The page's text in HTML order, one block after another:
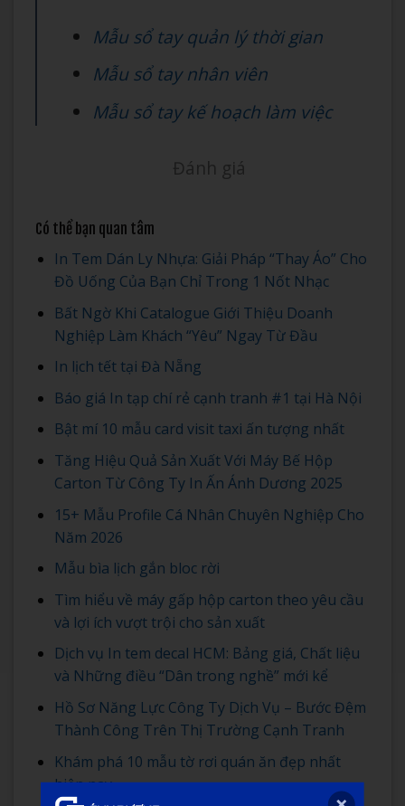
Mẫu sổ tay quản lý thời gian
Mẫu sổ tay nhân viên
Mẫu sổ tay kế hoạch làm việc
Đánh giá
Có thể bạn quan tâm
In Tem Dán Ly Nhựa: Giải Pháp “Thay Áo” Cho
Đồ Uống Của Bạn Chỉ Trong 1 Nốt Nhạc
Bất Ngờ Khi Catalogue Giới Thiệu Doanh
Nghiệp Làm Khách “Yêu” Ngay Từ Đầu
In lịch tết tại Đà Nẵng
Báo giá In tạp chí rẻ cạnh tranh #1 tại Hà Nội
Bật mí 10 mẫu card visit taxi ấn tượng nhất
Tăng Hiệu Quả Sản Xuất Với Máy Bế Hộp
Carton Từ Công Ty In Ấn Ánh Dương 2025
15+ Mẫu Profile Cá Nhân Chuyên Nghiệp Cho
Năm 2026
Mẫu bìa lịch gắn bloc rời
Tìm hiểu về máy gấp hộp carton theo yêu cầu
và lợi ích vượt trội cho sản xuất
Dịch vụ In tem decal HCM: Bảng giá, Chất liệu
và Những điều “Dân trong nghề” mới kể
Hồ Sơ Năng Lực Công Ty Dịch Vụ – Bước Đệm
Thành Công Trên Thị Trường Cạnh Tranh
Khám phá 10 mẫu tờ rơi quán ăn đẹp nhất
hiện nay